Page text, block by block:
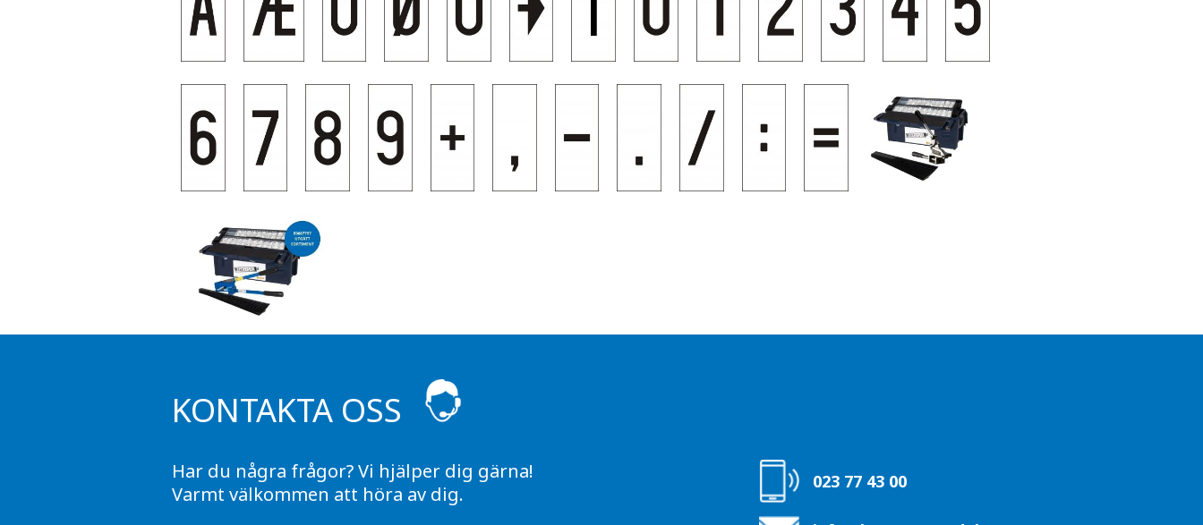
KONTAKTA OSS
Har du några frågor? Vi hjälper dig gärna!
Varmt välkommen att höra av dig.
023 77 43 00